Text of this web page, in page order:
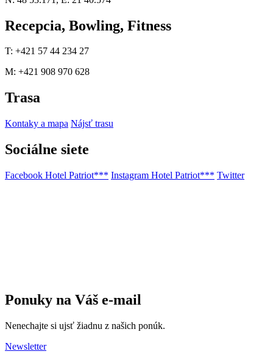
Recepcia, Bowling, Fitness
T: +421 57 44 234 27
M: +421 908 970 628
Trasa
Kontaky a mapa Nájsť trasu
Sociálne siete
Facebook Hotel Patriot*** Instagram Hotel Patriot*** Twitter
Ponuky na Váš e-mail
Nenechajte si ujsť žiadnu z našich ponúk.
Newsletter